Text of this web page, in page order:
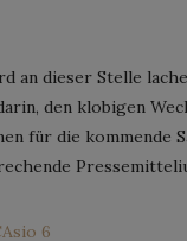
an dieser Stelle
den klobigen
für die kommende